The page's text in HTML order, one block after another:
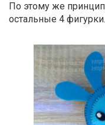
По этому же
остальные 4 фигурки.